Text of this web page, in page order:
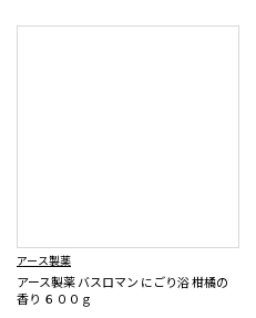
アース製薬
アース製薬 バスロマン にごり浴 柑橘の
香り ６００ｇ